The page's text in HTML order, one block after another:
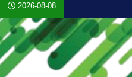
Plus YPHB Ini Boyong Piala Emas,
2026-08-08